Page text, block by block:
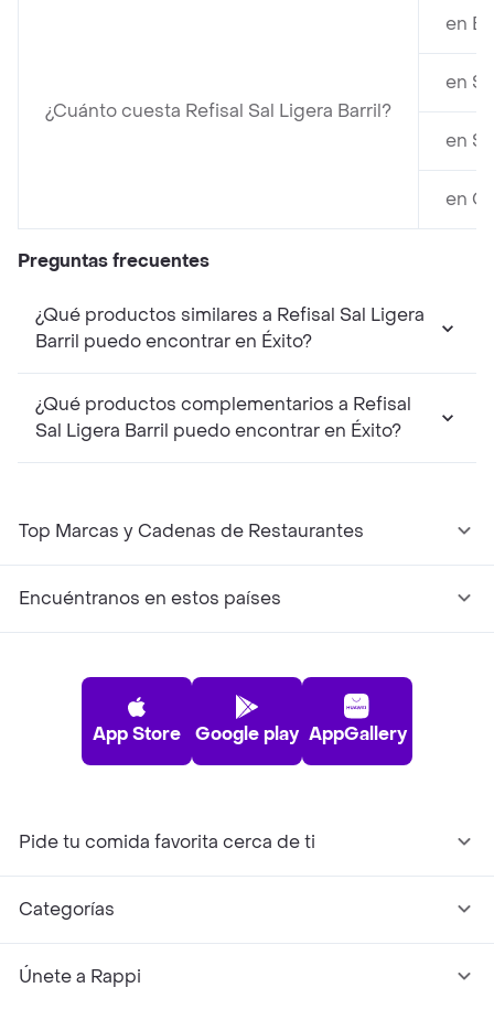
¿Cuánto cuesta Refisal Sal Ligera Barril?
en
en
en
en
Preguntas frecuentes
¿Qué productos similares a Refisal Sal Ligera
Barril puedo encontrar en Éxito?
¿Qué productos complementarios a Refisal
Sal Ligera Barril puedo encontrar en Éxito?
Top Marcas y Cadenas de Restaurantes
Encuéntranos en estos países
App Store Google play AppGallery
Pide tu comida favorita cerca de ti
Categorías
Únete a Rappi